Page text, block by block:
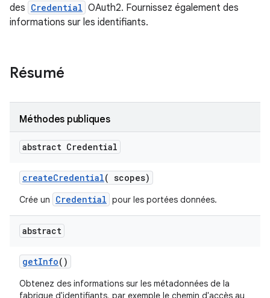
des Credential OAuth2. Fournissez également des
informations sur les identifiants.
Résumé
Méthodes publiques
abstract Credential
createCredential( scopes)
Crée un Credential pour les portées données.
abstract
getInfo()
Obtenez des informations sur les métadonnées de la
fabrique d'identifiants, par exemple le chemin d'accès au